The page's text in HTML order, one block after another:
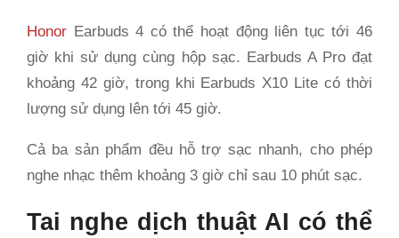
Honor Earbuds 4 có thể hoạt động liên tục tới 46
giờ khi sử dụng cùng hộp sạc. Earbuds A Pro đạt
khoảng 42 giờ, trong khi Earbuds X10 Lite có thời
lượng sử dụng lên tới 45 giờ.
Cả ba sản phẩm đều hỗ trợ sạc nhanh, cho phép
nghe nhạc thêm khoảng 3 giờ chỉ sau 10 phút sạc.
Tai nghe dịch thuật AI có thể